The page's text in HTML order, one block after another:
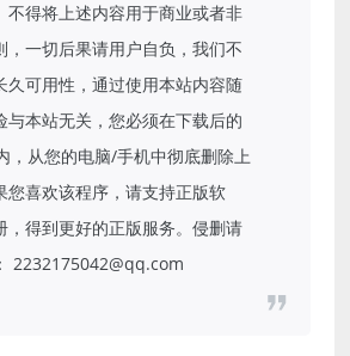
不得将上述内容用于商业或者非
，一切后果请用户自负，我们不
久可用性，通过使用本站内容随
与本站无关，您必须在下载后的
，从您的电脑/手机中彻底删除上
您喜欢该程序，请支持正版软
，得到更好的正版服务。侵删请
2232175042@qq.com